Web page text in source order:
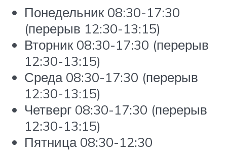
Понедельник 08:30-17:30
(перерыв 12:30-13:15)
Вторник 08:30-17:30 (перерыв
12:30-13:15)
Среда 08:30-17:30 (перерыв
12:30-13:15)
Четверг 08:30-17:30 (перерыв
12:30-13:15)
Пятница 08:30-12:30